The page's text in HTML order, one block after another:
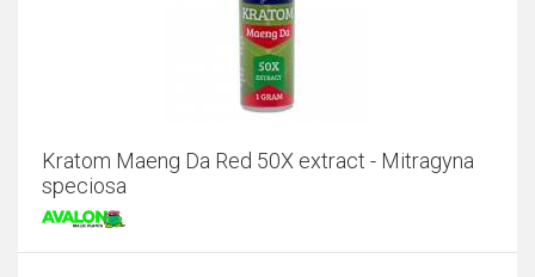
Kratom Maeng Da Red 50X extract - Mitragyna
speciosa